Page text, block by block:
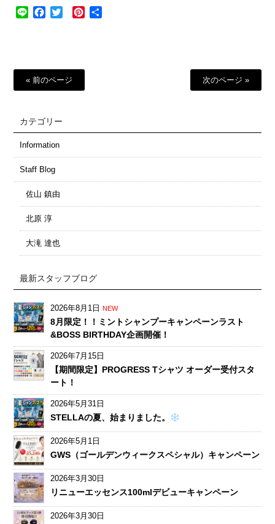
Line Facebook
Twitter Pinterest
« 前のページ 次のページ »
カテゴリー
Information
Staff Blog
佐山 鎮由
北原 淳
大滝 達也
最新スタッフブログ
2026年8月1日 NEW
8月限定！！ミントシャンプーキャンペーンラスト
&BOSS BIRTHDAY企画開催！
2026年7月15日
【期間限定】PROGRESS Tシャツ オーダー受付スタ
ート！
2026年5月31日
STELLAの夏、始まりました。
2026年5月1日
GWS（ゴールデンウィークスペシャル）キャンペーン
2026年3月30日
リニューエッセンス100mlデビューキャンペーン
2026年3月30日